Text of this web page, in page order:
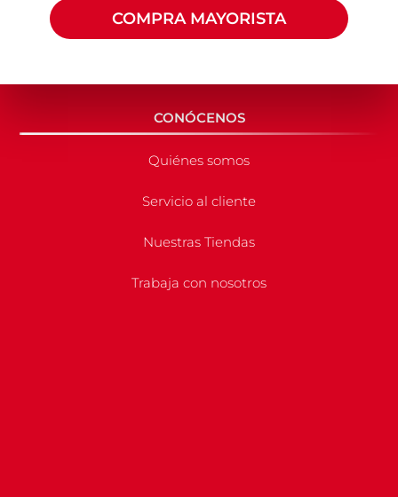
COMPRA MAYORISTA
CONÓCENOS
Quiénes somos
Servicio al cliente
Nuestras Tiendas
Trabaja con nosotros